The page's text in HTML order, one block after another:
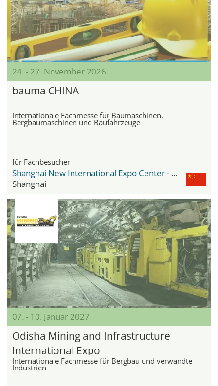
24. - 27. November 2026
bauma CHINA
Internationale Fachmesse für Baumaschinen,
Bergbaumaschinen und Baufahrzeuge
für Fachbesucher
Shanghai New International Expo Center - SNIEC
Shanghai
07. - 10. Januar 2027
Odisha Mining and Infrastructure
International Expo
Internationale Fachmesse für Bergbau und verwandte
Industrien